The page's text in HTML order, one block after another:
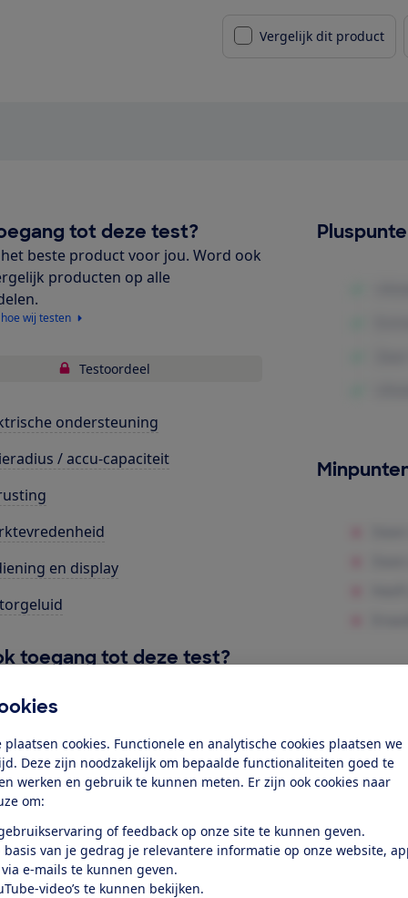
plaatsen cookies. Functionele en analytische cookies plaatsen we
Deze zijn noodzakelijk om bepaalde functionaliteiten goed te
werken en gebruik te kunnen meten. Er zijn ook cookies naar
om:
of feedback op onze site te kunnen geven.
basis van je gedrag je relevantere informatie op onze website,
e-mails te kunnen geven.
video’s te kunnen bekijken.
Vergelijk dit product
tot deze test?
beste product voor jou. Word ook
producten op alle
wij testen
Testoordeel
ondersteuning
/ accu-capaciteit
en display
toegang tot deze test?
Al lid? Log in